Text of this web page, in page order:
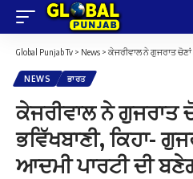
Global Punjab Tv > News > ਕੇਜਰੀਵਾਲ ਨੇ ਗੁਜਰਾਤ ਚੋਣਾਂ ‘ਤੇ ਕੀਤੀ
NEWS ਭਾਰਤ
ਕੇਜਰੀਵਾਲ ਨੇ ਗੁਜਰਾਤ
ਭਵਿੱਖਬਾਣੀ, ਕਿਹਾ-
ਆਦਮੀ ਪਾਰਟੀ ਦੀ